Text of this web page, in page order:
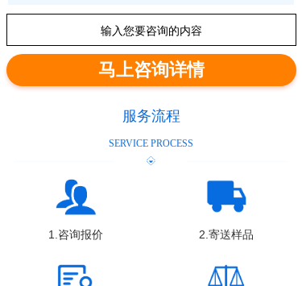
输入您要咨询的内容
马上咨询详情
服务流程
SERVICE PROCESS
1.咨询报价 2.寄送样品